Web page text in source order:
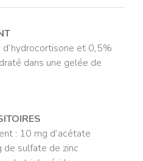
et 0,5%
dans une gelée de
: 10 mg d’acétate
de sulfate de zinc